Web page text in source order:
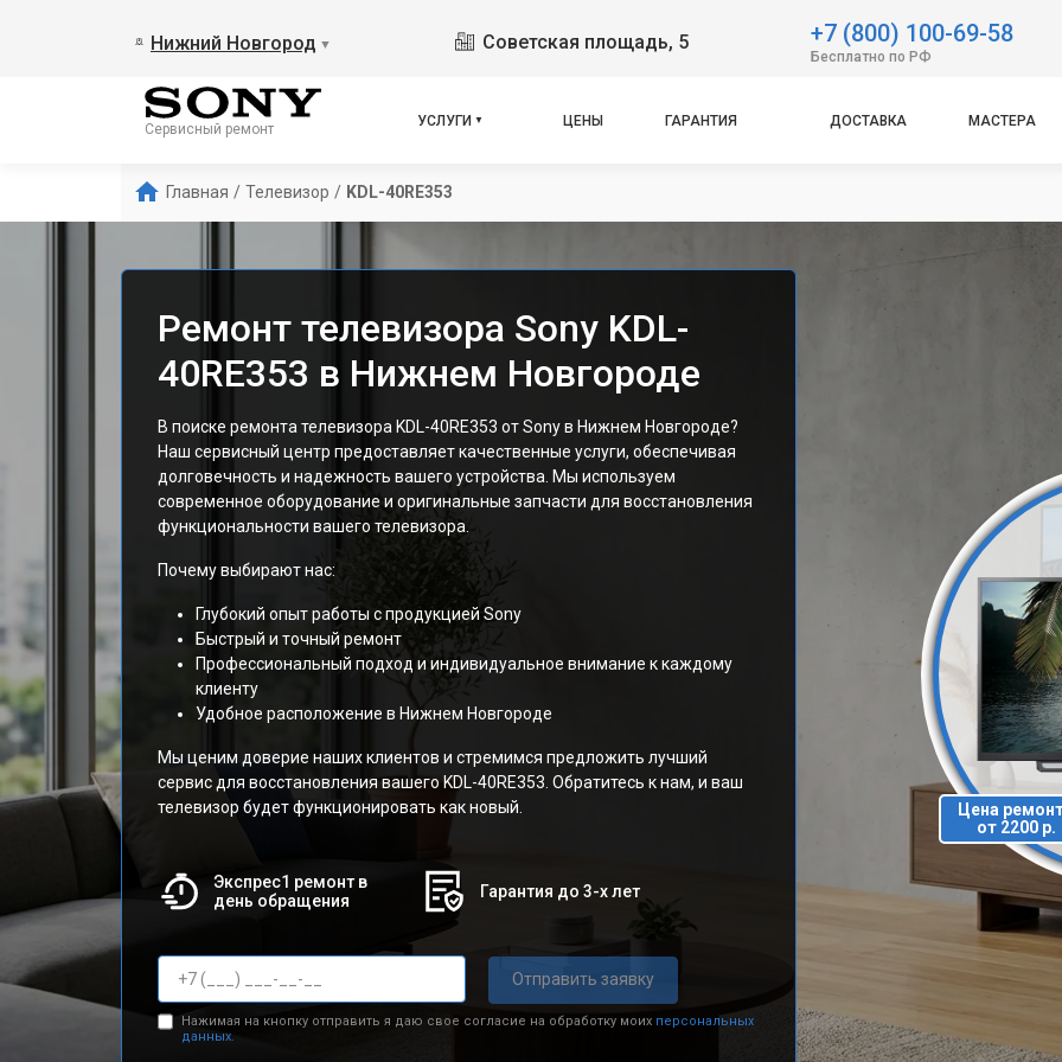
Нижний Новгород ▼ Советская площадь, 5 +7 (800) 100-69-58
Бесплатно по РФ
Сервисный ремонт
УСЛУГИ ЦЕНЫ ГАРАНТИЯ ДОСТАВКА МАСТЕРА
Главная / Телевизор / KDL-40RE353
Ремонт телевизора Sony KDL-
40RE353 в Нижнем Новгороде
В поиске ремонта телевизора KDL-40RE353 от Sony в Нижнем Новгороде?
Наш сервисный центр предоставляет качественные услуги, обеспечивая
долговечность и надежность вашего устройства. Мы используем
современное оборудование и оригинальные запчасти для восстановления
функциональности вашего телевизора.
Почему выбирают нас:
Глубокий опыт работы с продукцией Sony
Быстрый и точный ремонт
Профессиональный подход и индивидуальное внимание к каждому
клиенту
Удобное расположение в Нижнем Новгороде
Мы ценим доверие наших клиентов и стремимся предложить лучший
сервис для восстановления вашего KDL-40RE353. Обратитесь к нам, и ваш
телевизор будет функционировать как новый.
Экспрес1 ремонт в
день обращения
Гарантия до 3-х лет
Отправить заявку
Нажимая на кнопку отправить я даю свое согласие на обработку моих персональных
данных.
Цена
от 2200 р.